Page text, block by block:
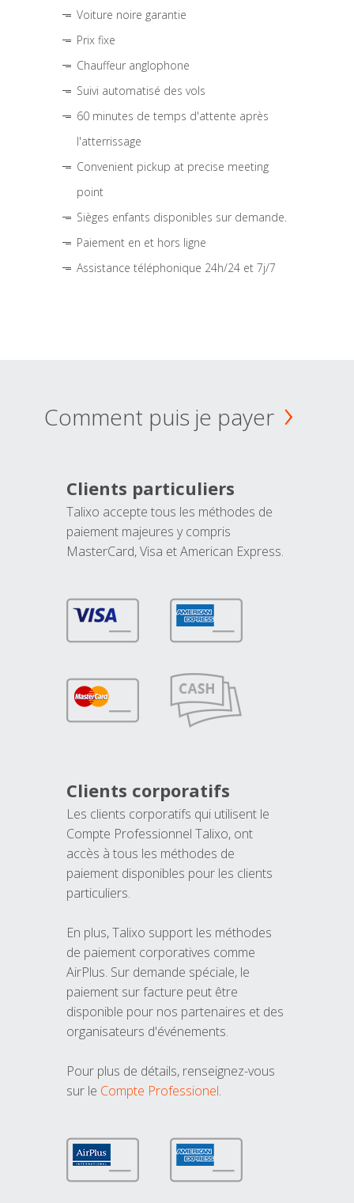
Voiture noire garantie
Prix fixe
Chauffeur anglophone
Suivi automatisé des vols
60 minutes de temps d'attente après
l'atterrissage
Convenient pickup at precise meeting
point
Sièges enfants disponibles sur demande.
Paiement en et hors ligne
Assistance téléphonique 24h/24 et 7j/7
Comment puis je payer
Clients particuliers
Talixo accepte tous les méthodes de
paiement majeures y compris
MasterCard, Visa et American Express.
Clients corporatifs
Les clients corporatifs qui utilisent le
Compte Professionnel Talixo, ont
accès à tous les méthodes de
paiement disponibles pour les clients
particuliers.
En plus, Talixo support les méthodes
de paiement corporatives comme
AirPlus. Sur demande spéciale, le
paiement sur facture peut être
disponible pour nos partenaires et des
organisateurs d'événements.
Pour plus de détails, renseignez-vous
sur le Compte Professionel.